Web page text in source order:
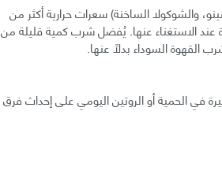
والشوكولا الساخنة) سعرات حرارية أكثر من
استهلاك السعرات الحرارية اليومي بحوالي 100-200 سعرة عند الاستغناء عنها. يُفضل شرب كمية قليلة من
القهوة السوداء بدلًا عنها.
في الحمية أو الروتين اليومي على إحداث فرق